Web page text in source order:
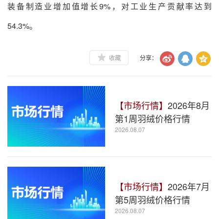
装备制造业增加值增长9%，对工业生产贡献率达到
54.3%。
收藏 分享：
【市场行情】 2026年8月
第1周羽绒价格行情
2026.08.07
【市场行情】 2026年7月
第5周羽绒价格行情
2026.08.07